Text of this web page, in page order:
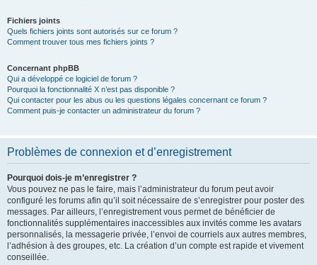
Fichiers joints
Quels fichiers joints sont autorisés sur ce forum ?
Comment trouver tous mes fichiers joints ?
Concernant phpBB
Qui a développé ce logiciel de forum ?
Pourquoi la fonctionnalité X n’est pas disponible ?
Qui contacter pour les abus ou les questions légales concernant ce forum ?
Comment puis-je contacter un administrateur du forum ?
Problèmes de connexion et d’enregistrement
Pourquoi dois-je m’enregistrer ?
Vous pouvez ne pas le faire, mais l’administrateur du forum peut avoir
configuré les forums afin qu’il soit nécessaire de s’enregistrer pour poster des
messages. Par ailleurs, l’enregistrement vous permet de bénéficier de
fonctionnalités supplémentaires inaccessibles aux invités comme les avatars
personnalisés, la messagerie privée, l’envoi de courriels aux autres membres,
l’adhésion à des groupes, etc. La création d’un compte est rapide et vivement
conseillée.